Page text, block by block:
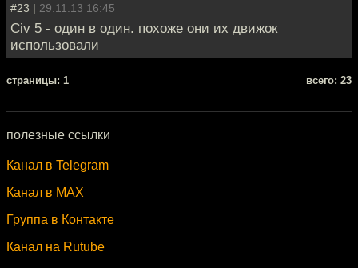
#23 | 29.11.13 16:45
Civ 5 - один в один. похоже они их движок
использовали
cтраницы: 1 всего: 23
полезные ссылки
Канал в Telegram
Канал в MAX
Группа в Контакте
Канал на Rutube